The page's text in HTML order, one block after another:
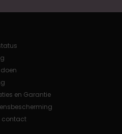
en Garantie
contact